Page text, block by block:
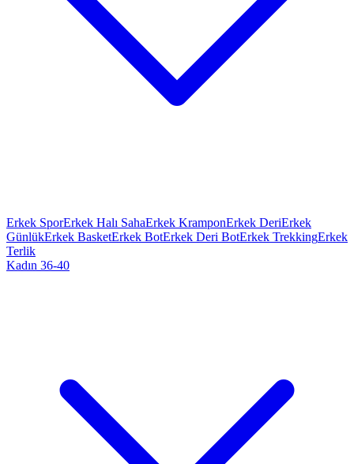
Erkek SporErkek Halı SahaErkek KramponErkek DeriErkek
GünlükErkek BasketErkek BotErkek Deri BotErkek TrekkingErkek
Terlik
Kadın 36-40